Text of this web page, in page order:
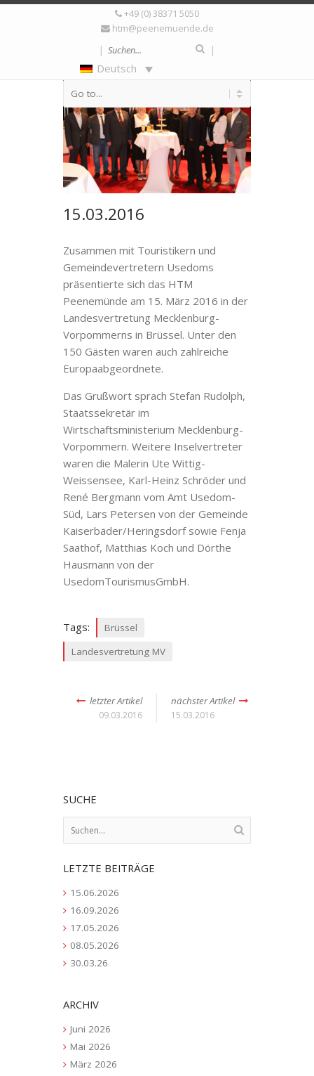
+49 (0) 38371 5050
htm@peenemuende.de
|
|
Deutsch
15.03.2016
Zusammen mit Touristikern und
Gemeindevertretern Usedoms
präsentierte sich das HTM
Peenemünde am 15. März 2016 in der
Landesvertretung Mecklenburg-
Vorpommerns in Brüssel. Unter den
150 Gästen waren auch zahlreiche
Europaabgeordnete.
Das Grußwort sprach Stefan Rudolph,
Staatssekretär im
Wirtschaftsministerium Mecklenburg-
Vorpommern. Weitere Inselvertreter
waren die Malerin Ute Wittig-
Weissensee, Karl-Heinz Schröder und
René Bergmann vom Amt Usedom-
Süd, Lars Petersen von der Gemeinde
Kaiserbäder/Heringsdorf sowie Fenja
Saathof, Matthias Koch und Dörthe
Hausmann von der
UsedomTourismusGmbH.
Tags:
Brüssel
Landesvertretung MV
letzter Artikel
09.03.2016
nächster Artikel
15.03.2016
SUCHE
LETZTE BEITRÄGE
15.06.2026
16.09.2026
17.05.2026
08.05.2026
30.03.26
ARCHIV
Juni 2026
Mai 2026
März 2026